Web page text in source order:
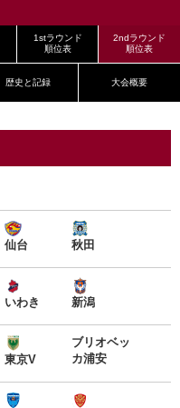
1stラウンド
順位表
2ndラウンド
順位表
歴史と記録 大会概要
仙台 秋田
いわき 新潟
東京V
ブリオベッ
カ浦安